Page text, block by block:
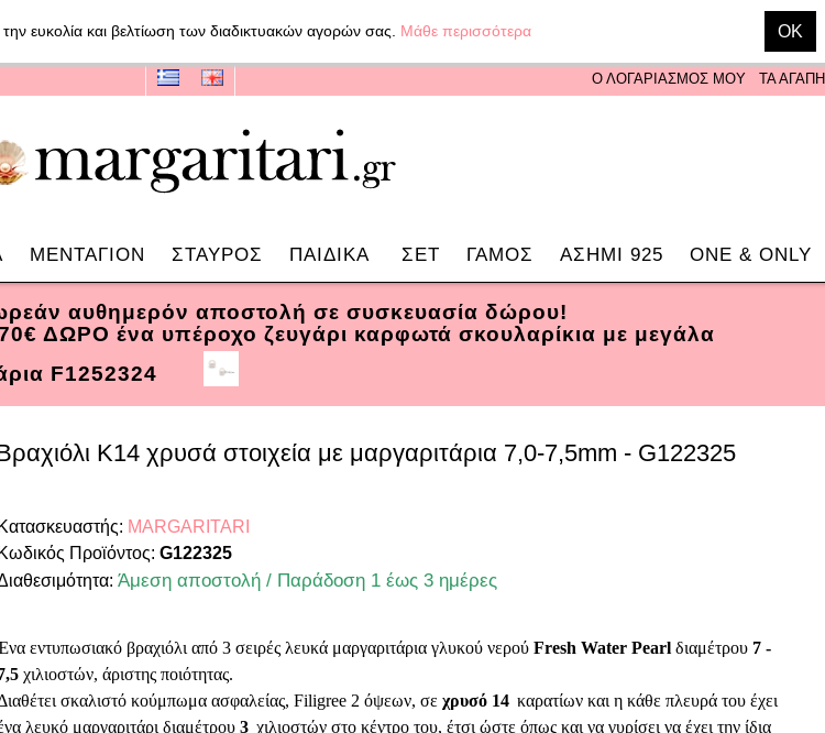
ευκολία και βελτίωση των διαδικτυακών αγορών σας. Μάθε περισσότερα OK
Ο ΛΟΓΑΡΙΑΣΜΟΣ ΜΟΥ ΤΑ
ΜΕΝΤΑΓΙΟΝ ΣΤΑΥΡΟΣ ΠΑΙΔΙΚΑ ΣΕΤ ΓΑΜΟΣ ΑΣΗΜΙ 925 ONE & ONLY
αυθημερόν αποστολή σε συσκευασία δώρου!
ΔΩΡΟ ένα υπέροχο ζευγάρι καρφωτά σκουλαρίκια με μεγάλα
F1252324
Κ14 χρυσά στοιχεία με μαργαριτάρια 7,0-7,5mm - G122325
Κατασκευαστής: MARGARITARI
Κωδικός Προϊόντος:G122325
Άμεση αποστολή / Παράδοση 1 έως 3 ημέρες
εντυπωσιακό βραχιόλι από 3 σειρές λευκά μαργαριτάριαγλυκού νερούFresh Water Pearl διαμέτρου 7 -
χιλιοστών, άριστης ποιότητας.
σκαλιστό κούμπωμαασφαλείας, Filigree 2 όψεων, σεχρυσό 14 καρατίωνκαι η κάθε πλευρά του έχει
λευκό μαργαριτάρι διαμέτρου 3 χιλιοστώνστο κέντρο του, έτσι ώστε όπως και να γυρίσει να έχει την ίδια